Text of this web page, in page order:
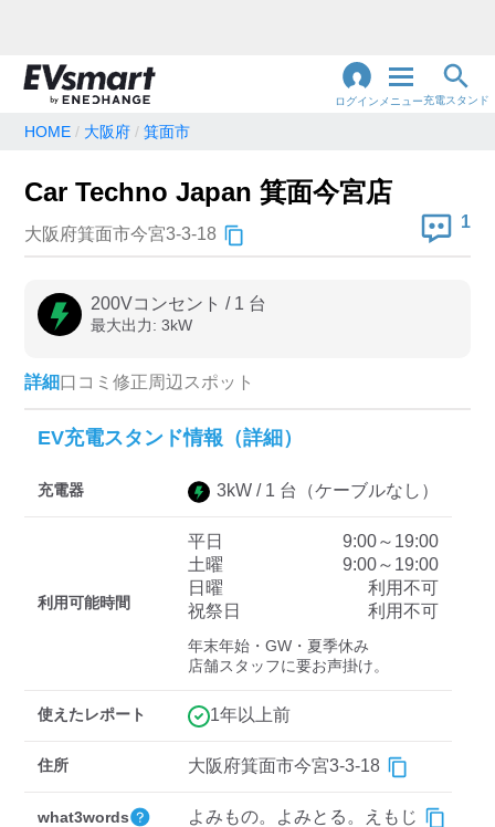
ログイン メニュー充電スタンド
地名・観光スポット・住所で検索
充電器の種類
急速充電器のみ表示
高速道路上のみ表示
認証システム
EV充電エネチェンジ e-Mobility Power
三菱ディーラーを表示
日産ディーラーを表示
トヨタディーラーを表
すべて 中速-20kW-以上 急速-44kW-以上
HOME 大阪府 箕面市
Car Techno Japan 箕面今宮店
大阪府箕面市今宮3-3-18
1
200Vコンセント / 1 台
最大出力: 3kW
詳細口コミ 修正周辺スポット
EV充電スタンド情報（詳細）
充電器 3kW / 1 台 （ケーブルなし）
利用可能時間
平日
9:00～19:00
土曜
9:00～19:00
日曜
利用不可
祝祭日
利用不可
年末年始・GW・夏季休み
店舗スタッフに要お声掛け。
使えたレポート 1年以上前
住所 大阪府箕面市今宮3-3-18
what3words よみもの。よみとる。えもじ